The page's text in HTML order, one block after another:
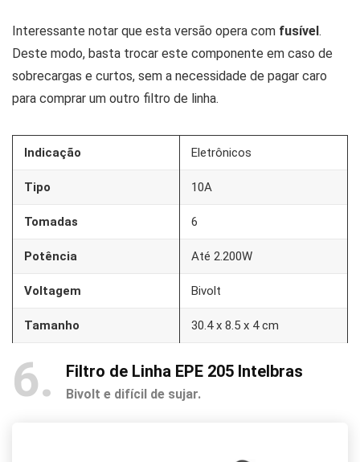
Interessante notar que esta versão opera com fusível.
Deste modo, basta trocar este componente em caso de
sobrecargas e curtos, sem a necessidade de pagar caro
para comprar um outro filtro de linha.
Indicação Eletrônicos
Tipo 10A
Tomadas 6
Potência Até 2.200W
Voltagem Bivolt
Tamanho 30.4 x 8.5 x 4 cm
6 Filtro de Linha EPE 205 Intelbras
Bivolt e difícil de sujar.